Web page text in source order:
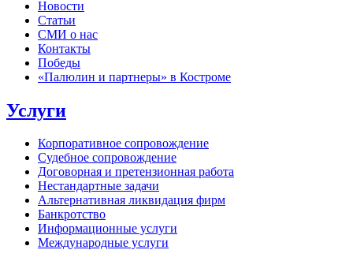
Новости
Статьи
СМИ о нас
Контакты
Победы
«Палюлин и партнеры» в Костроме
Услуги
Корпоративное сопровождение
Судебное сопровождение
Договорная и претензионная работа
Нестандартные задачи
Альтернативная ликвидация фирм
Банкротство
Информационные услуги
Международные услуги